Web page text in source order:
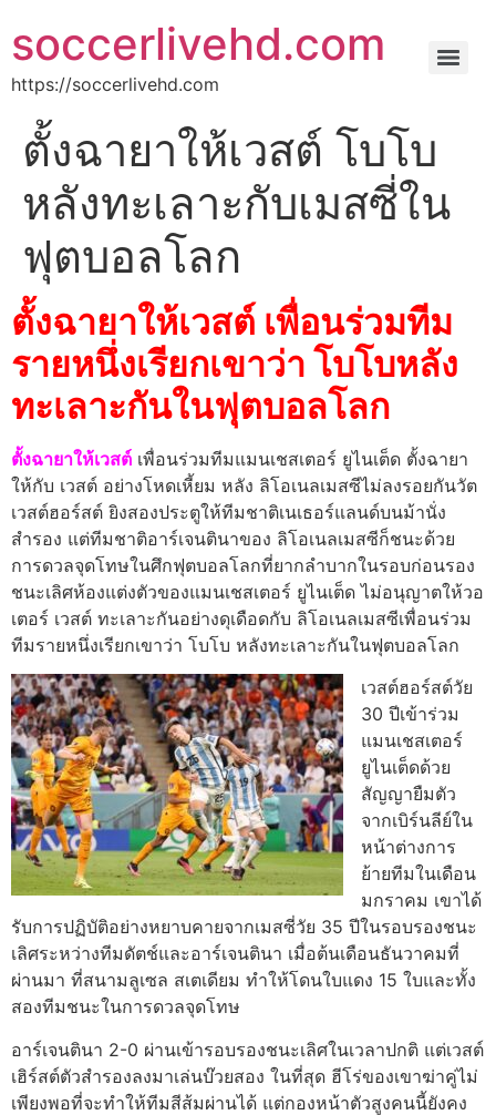
soccerlivehd.com
https://soccerlivehd.com
ตั้งฉายาให้เวสต์ โบโบ
หลังทะเลาะกับเมสซี่ใน
ฟุตบอลโลก
ตั้งฉายาให้เวสต์ เพื่อนร่วมทีม
รายหนึ่งเรียกเขาว่า โบโบหลัง
ทะเลาะกันในฟุตบอลโลก
ตั้งฉายาให้เวสต์ เพื่อนร่วมทีมแมนเชสเตอร์ ยูไนเต็ด ตั้งฉายา
ให้กับ เวสต์ อย่างโหดเหี้ยม หลัง ลิโอเนลเมสซีไม่ลงรอยกันวัต
เวสต์ฮอร์สต์ ยิงสองประตูให้ทีมชาติเนเธอร์แลนด์บนม้านั่ง
สำรอง แต่ทีมชาติอาร์เจนตินาของ ลิโอเนลเมสซีก็ชนะด้วย
การดวลจุดโทษในศึกฟุตบอลโลกที่ยากลำบากในรอบก่อนรอง
ชนะเลิศห้องแต่งตัวของแมนเชสเตอร์ ยูไนเต็ด ไม่อนุญาตให้วอ
เตอร์ เวสต์ ทะเลาะกันอย่างดุเดือดกับ ลิโอเนลเมสซีเพื่อนร่วม
ทีมรายหนึ่งเรียกเขาว่า โบโบ หลังทะเลาะกันในฟุตบอลโลก
เวสต์ฮอร์สต์วัย
30 ปีเข้าร่วม
แมนเชสเตอร์
ยูไนเต็ดด้วย
สัญญายืมตัว
จากเบิร์นลีย์ใน
หน้าต่างการ
ย้ายทีมในเดือน
มกราคม เขาได้
รับการปฏิบัติอย่างหยาบคายจากเมสซี่วัย 35 ปีในรอบรองชนะ
เลิศระหว่างทีมดัตช์และอาร์เจนตินา เมื่อต้นเดือนธันวาคมที่
ผ่านมา ที่สนามลูเซล สเตเดียม ทำให้โดนใบแดง 15 ใบและทั้ง
สองทีมชนะในการดวลจุดโทษ
อาร์เจนตินา 2-0 ผ่านเข้ารอบรองชนะเลิศในเวลาปกติ แต่เวสต์
เฮิร์สต์ตัวสำรองลงมาเล่นบ๊วยสอง ในที่สุด ฮีโร่ของเขาฆ่าคู่ไม่
เพียงพอที่จะทําให้ทีมสีส้มผ่านได้ แต่กองหน้าตัวสูงคนนี้ยังคง